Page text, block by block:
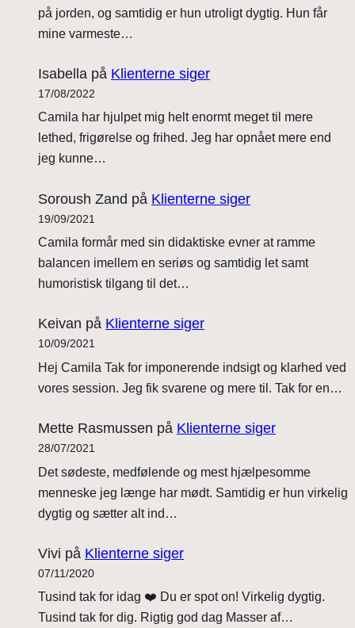
på jorden, og samtidig er hun utroligt dygtig. Hun får
mine varmeste…
Isabella på Klienterne siger
17/08/2022
Camila har hjulpet mig helt enormt meget til mere
lethed, frigørelse og frihed. Jeg har opnået mere end
jeg kunne…
Soroush Zand på Klienterne siger
19/09/2021
Camila formår med sin didaktiske evner at ramme
balancen imellem en seriøs og samtidig let samt
humoristisk tilgang til det…
Keivan på Klienterne siger
10/09/2021
Hej Camila Tak for imponerende indsigt og klarhed ved
vores session. Jeg fik svarene og mere til. Tak for en…
Mette Rasmussen på Klienterne siger
28/07/2021
Det sødeste, medfølende og mest hjælpesomme
menneske jeg længe har mødt. Samtidig er hun virkelig
dygtig og sætter alt ind…
Vivi på Klienterne siger
07/11/2020
Tusind tak for idag ❤️ Du er spot on! Virkelig dygtig.
Tusind tak for dig. Rigtig god dag Masser af…